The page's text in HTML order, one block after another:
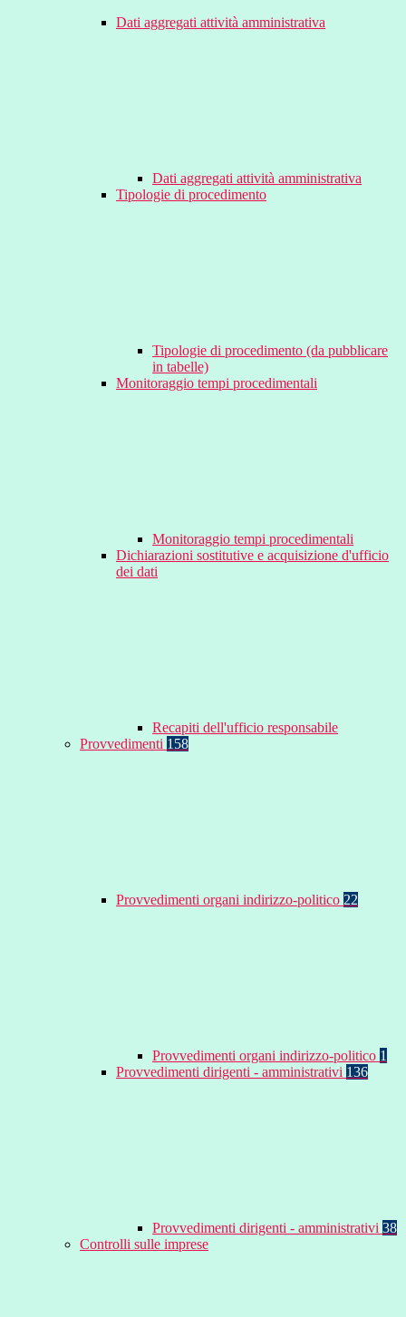
Dati aggregati attività amministrativa
Dati aggregati attività amministrativa
Tipologie di procedimento
Tipologie di procedimento (da pubblicare
in tabelle)
Monitoraggio tempi procedimentali
Monitoraggio tempi procedimentali
Dichiarazioni sostitutive e acquisizione d'ufficio
dei dati
Recapiti dell'ufficio responsabile
Provvedimenti 158
Provvedimenti organi indirizzo-politico 22
Provvedimenti organi indirizzo-politico 1
Provvedimenti dirigenti - amministrativi 136
Provvedimenti dirigenti - amministrativi 38
Controlli sulle imprese